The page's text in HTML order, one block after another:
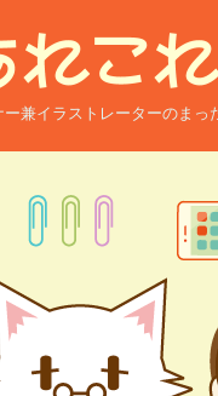
兼イラストレーターのま